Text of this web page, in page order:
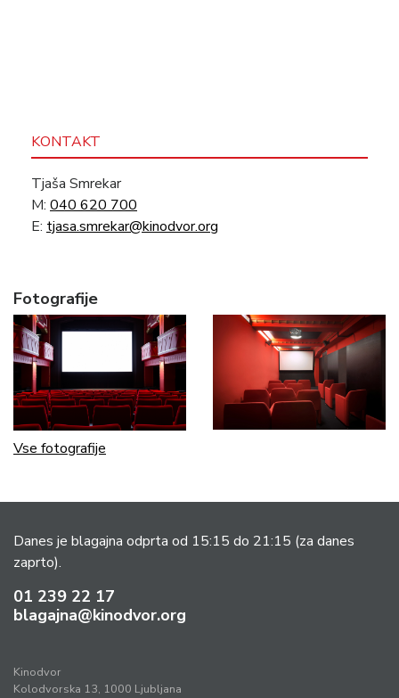
KONTAKT
Tjaša Smrekar
M: 040 620 700
E: tjasa.smrekar@kinodvor.org
Fotografije
Vse fotografije
Danes je blagajna odprta od 15:15 do 21:15 (za danes
zaprto).
01 239 22 17
blagajna@kinodvor.org
Kinodvor
Kolodvorska 13, 1000 Ljubljana